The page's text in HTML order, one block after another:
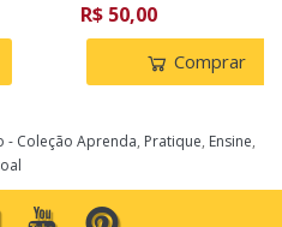
R$ 50,00
Comprar
- Coleção Aprenda, Pratique, Ensine,